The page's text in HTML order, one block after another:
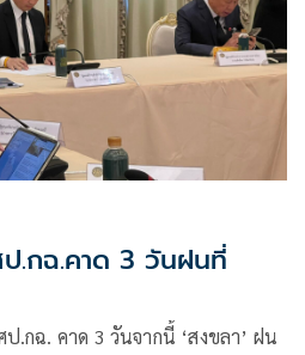
.กฉ.คาด 3 วันฝนที่
.กฉ. คาด 3 วันจากนี้ ‘สงขลา’ ฝน